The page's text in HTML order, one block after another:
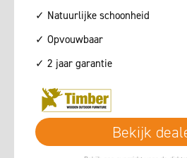
✓ Natuurlijke schoonheid
✓ Opvouwbaar
✓ 2 jaar garantie
Bekijk